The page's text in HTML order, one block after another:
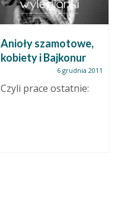
Anioły szamotowe,
kobiety i Bajkonur
6 grudnia 2011
Czyli prace ostatnie: